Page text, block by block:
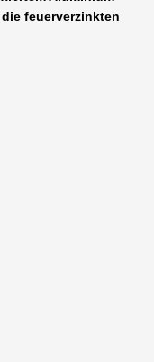
feuerverzinkten